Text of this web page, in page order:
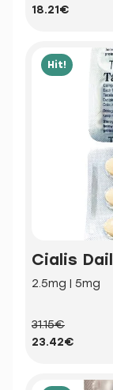
18.21€
Hit!
Cialis
2.5mg | 5mg
31.15€
23.42€